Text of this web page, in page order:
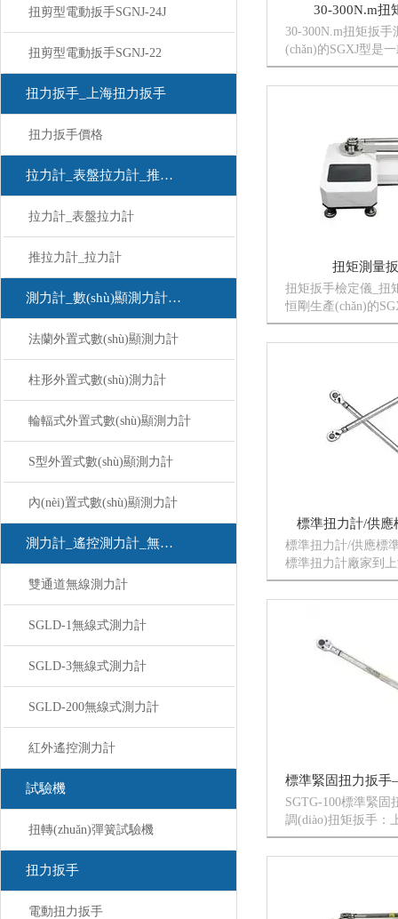
扭剪型電動扳手SGNJ-24J
扭剪型電動扳手SGNJ-22
扭力扳手_上海扭力扳手
扭力扳手價格
拉力計_表盤拉力計_推拉力計
拉力計_表盤拉力計
推拉力計_拉力計
測力計_數(shù)顯測力計_測力計
法蘭外置式數(shù)顯測力計
柱形外置式數(shù)測力計
輪輻式外置式數(shù)顯測力計
S型外置式數(shù)顯測力計
內(nèi)置式數(shù)顯測力計
測力計_遙控測力計_無線測力計
雙通道無線測力計
SGLD-1無線式測力計
SGLD-3無線式測力計
SGLD-200無線式測力計
紅外遙控測力計
試驗機
扭轉(zhuǎn)彈簧試驗機
扭力扳手
電動扭力扳手
30-300N.m扭
30-300N.m扭矩扳
(chǎn)的SGXJ型是
手的測試儀器，本
用數(shù)字式智能
扭矩測量
扭矩扳手檢定儀_扭
恒剛生產(chǎn)的
是一款用于檢定扭
本款扭矩扳手檢定
標準扭力計/供應
標準扭力計/供應標
標準扭力計廠家到上
剛是生產(chǎn)供應
家。我司標準扭力
(chǎn)品。有需...
SGTG-100標準緊
調(diào)扭矩扳手：
的SGTG-100可調
置扭矩數(shù)值和